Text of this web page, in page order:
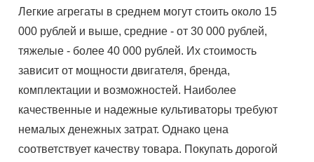
Легкие агрегаты в среднем могут стоить около 15
000 рублей и выше, средние - от 30 000 рублей,
тяжелые - более 40 000 рублей. Их стоимость
зависит от мощности двигателя, бренда,
комплектации и возможностей. Наиболее
качественные и надежные культиваторы требуют
немалых денежных затрат. Однако цена
соответствует качеству товара. Покупать дорогой